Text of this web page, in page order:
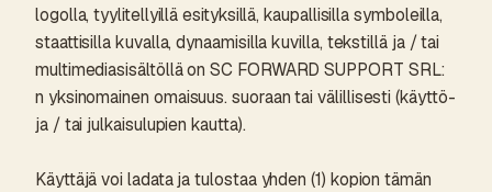
logolla, tyylitellyillä esityksillä, kaupallisilla symboleilla,
staattisilla kuvalla, dynaamisilla kuvilla, tekstillä ja / tai
multimediasisältöllä on SC FORWARD SUPPORT SRL:
n yksinomainen omaisuus. suoraan tai välillisesti (käyttö-
ja / tai julkaisulupien kautta).
Käyttäjä voi ladata ja tulostaa yhden (1) kopion tämän